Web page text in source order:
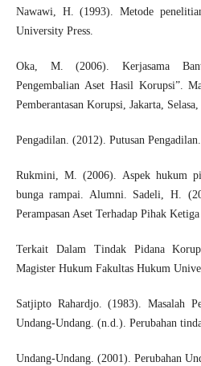
Nawawi, H. (1993). Metode
University Press.
Oka, M. (2006). Kerjasama
Pengembalian Aset Hasil Korupsi”.
Pemberantasan Korupsi, Jakarta, Selasa,
Pengadilan. (2012). Putusan Pengadilan.
Rukmini, M. (2006). Aspek hukum
bunga rampai. Alumni. Sadeli, H.
Perampasan Aset Terhadap Pihak
Terkait Dalam Tindak Pidana
Magister Hukum Fakultas Hukum
Satjipto Rahardjo. (1983). Masalah
Undang-Undang. (n.d.). Perubahan
Undang-Undang. (2001). Perubahan